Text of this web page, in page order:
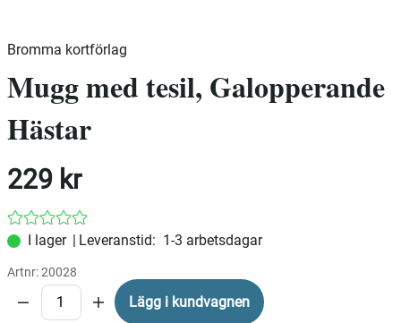
Bromma kortförlag
Mugg med tesil, Galopperande
Hästar
229 kr
| Leveranstid: 1-3 arbetsdagar
Artnr:20028
Lägg i kundvagnen